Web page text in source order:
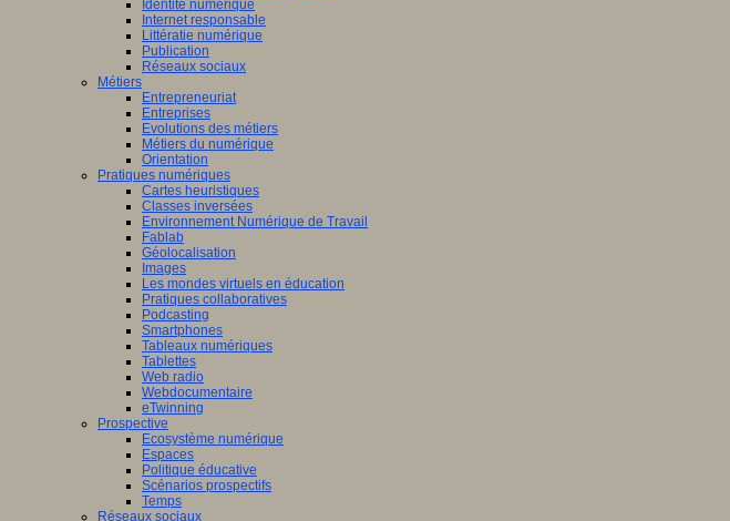
Identité numérique
Internet responsable
Littératie numérique
Publication
Réseaux sociaux
Métiers
Entrepreneuriat
Entreprises
Evolutions des métiers
Métiers du numérique
Orientation
Pratiques numériques
Cartes heuristiques
Classes inversées
Environnement Numérique de Travail
Fablab
Géolocalisation
Images
Les mondes virtuels en éducation
Pratiques collaboratives
Podcasting
Smartphones
Tableaux numériques
Tablettes
Web radio
Webdocumentaire
eTwinning
Prospective
Ecosystème numérique
Espaces
Politique éducative
Scénarios prospectifs
Temps
Réseaux sociaux